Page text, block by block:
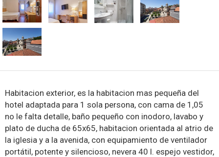
Habitacion exterior, es la habitacion mas pequeña del
hotel adaptada para 1 sola persona, con cama de 1,05
no le falta detalle, baño pequeño con inodoro, lavabo y
plato de ducha de 65x65, habitacion orientada al atrio de
la iglesia y a la avenida, con equipamiento de ventilador
portátil, potente y silencioso, nevera 40 l. espejo vestidor,